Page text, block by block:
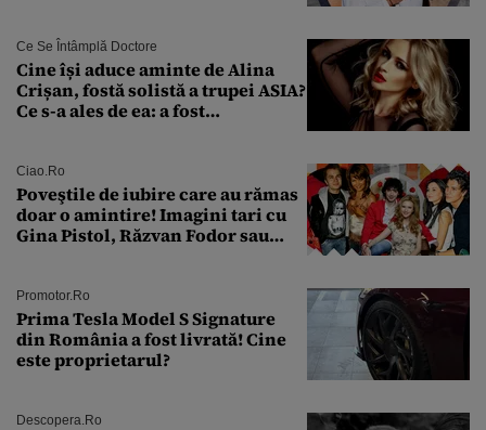
Ce Se Întâmplă Doctore
Cine își aduce aminte de Alina
Crișan, fostă solistă a trupei ASIA?
Ce s-a ales de ea: a fost
Ciao.ro
Poveştile de iubire care au rămas
doar o amintire! Imagini tari cu
Gina Pistol, Răzvan Fodor sau
Promotor.ro
Prima Tesla Model S Signature
din România a fost livrată! Cine
este proprietarul?
Descopera.ro